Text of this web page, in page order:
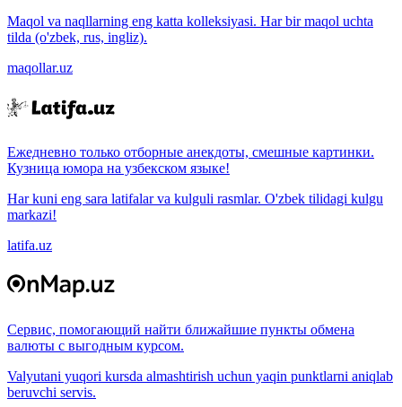
Maqol va naqllarning eng katta kolleksiyasi. Har bir maqol uchta
tilda (o'zbek, rus, ingliz).
maqollar.uz
Ежедневно только отборные анекдоты, смешные картинки.
Кузница юмора на узбекском языке!
Har kuni eng sara latifalar va kulguli rasmlar. O'zbek tilidagi kulgu
markazi!
latifa.uz
Сервис, помогающий найти ближайшие пункты обмена
валюты с выгодным курсом.
Valyutani yuqori kursda almashtirish uchun yaqin punktlarni aniqlab
beruvchi servis.